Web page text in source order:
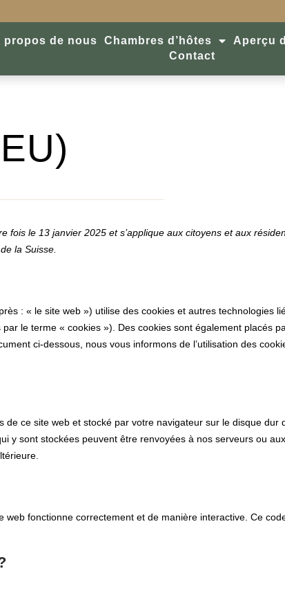
propos de nous Chambres d’hôtes Aperçu
Contact
fois le 13 janvier 2025 et s’applique aux citoyens et aux
la Suisse.
: « le site web ») utilise des cookies et autres technologies
le terme « cookies »). Des cookies sont également placés
ci-dessous, nous vous informons de l’utilisation des
ce site web et stocké par votre navigateur sur le disque dur
y sont stockées peuvent être renvoyées à nos serveurs ou aux
fonctionne correctement et de manière interactive. Ce